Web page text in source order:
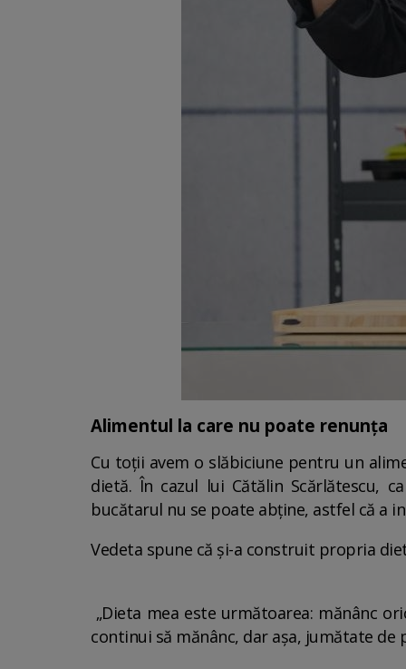
Alimentul la care nu poate renunța
Cu toții avem o slăbiciune pentru un
dietă. În cazul lui Cătălin Scărlătescu,
bucătarul nu se poate abține, astfel că a
Vedeta spune că și-a construit propria
„Dieta mea este următoarea: mănânc
continui să mănânc, dar aşa, jumătate de